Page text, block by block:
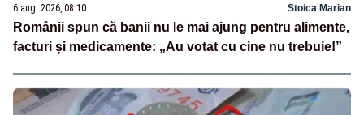
6 aug. 2026, 08:10 Stoica Marian
Românii spun că banii nu le mai ajung pentru alimente,
facturi și medicamente: „Au votat cu cine nu trebuie!”